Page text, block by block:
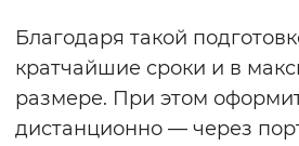
Благодаря такой
кратчайшие сроки и в
размере. При этом
дистанционно — через